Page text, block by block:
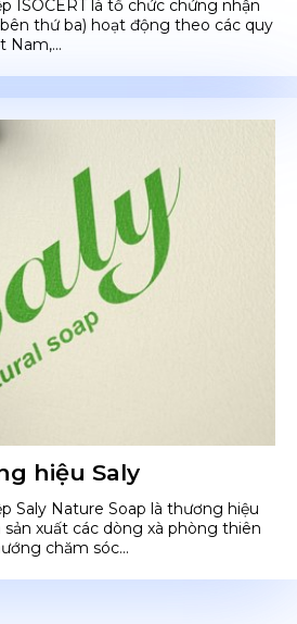
ISOCERT là tổ chức chứng nhận
thứ ba) hoạt động theo các quy
Nam,...
hiệu Saly
Saly Nature Soap là thương hiệu
xuất các dòng xà phòng thiên
chăm sóc...